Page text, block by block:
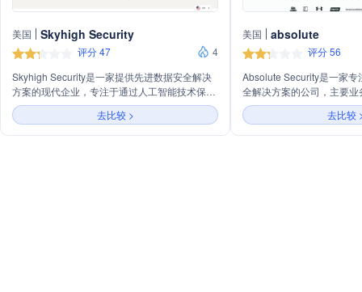
美国 Skyhigh Security
评分 47
4
Skyhigh Security是一家提供先进数据安全解决
方案的现代企业，专注于通过人工智能技术保护
组织免受威胁，防止数据丢失，并确保合规性。
公司提供的服务包括云访问安全代理
（CASB）、安全网络网关（SWG）、私有访问
去比较 >
美国 absolute
评分 56
Absolute Security是一家专
全解决方案的公司，主要
据安全。公司提供包括终
台服务和威胁防护在内的
业减少风险暴露、保持合
去比较